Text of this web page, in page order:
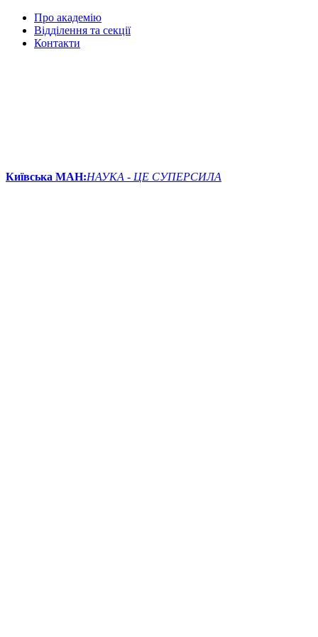
Про академію
Відділення та секції
Контакти
Київська МАН:НАУКА - ЦЕ СУПЕРСИЛА